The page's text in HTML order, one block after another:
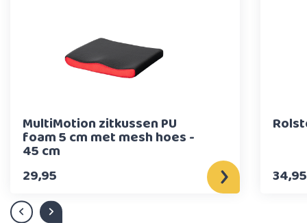
MultiMotion zitkussen PU
foam 5 cm met mesh hoes -
45 cm
29,95
34,95